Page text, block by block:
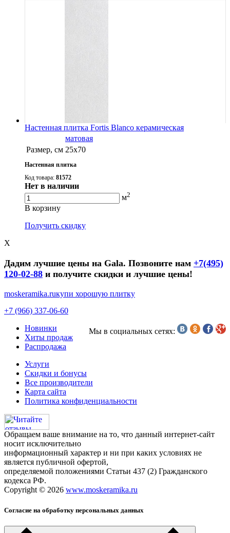
Настенная плитка Fortis Blanco керамическая
матовая
Размер, см 25х70
Настенная плитка
Код товара: 81572
Нет в наличии
м2
В корзину
Получить скидку
X
Дадим лучшие цены на Gala. Позвоните нам +7(495)
120-02-88 и получите скидки и лучшие цены!
moskeramika.ruкупи хорошую плитку
+7 (966) 337-06-60
Мы в социальных сетях:
Новинки
Хиты продаж
Распродажа
Услуги
Скидки и бонусы
Все производители
Карта сайта
Политика конфиденциальности
Обращаем ваше внимание на то, что данный интернет-сайт
носит исключительно
информационный характер и ни при каких условиях не
является публичной офертой,
определяемой положениями Статьи 437 (2) Гражданского
кодекса РФ.
Copyright © 2026 www.moskeramika.ru
Согласие на обработку персональных данных